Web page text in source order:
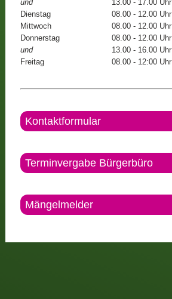
und
13.00 - 17.00 Uhr
Dienstag
08.00 - 12.00 Uhr
Mittwoch
08.00 - 12.00 Uhr
Donnerstag
08.00 - 12.00 Uhr
und
13.00 - 16.00 Uhr
Freitag
08.00 - 12:00 Uhr
Kontaktformular
Terminvergabe Bürgerbüro
Mängelmelder